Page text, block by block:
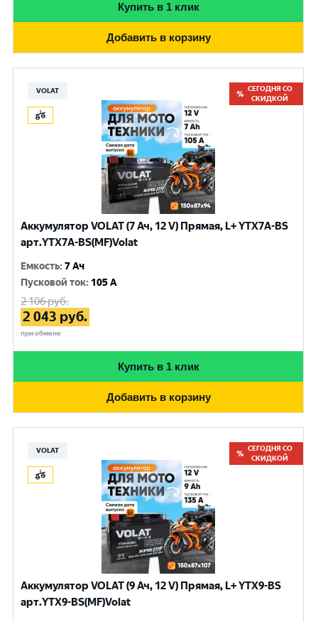
Купить в 1 клик
Добавить в корзину
VOLAT
СЕГОДНЯ СО
СКИДКОЙ
Аккумулятор VOLAT (7 Ач, 12 V) Прямая, L+ YTX7A-BS
арт.YTX7A-BS(MF)Volat
Емкость:7 Ач
Пусковой ток: 105 A
2 106руб.
2 043 руб.
при обмене
Купить в 1 клик
Добавить в корзину
VOLAT
СЕГОДНЯ СО
СКИДКОЙ
Аккумулятор VOLAT (9 Ач, 12 V) Прямая, L+ YTX9-BS
арт.YTX9-BS(MF)Volat